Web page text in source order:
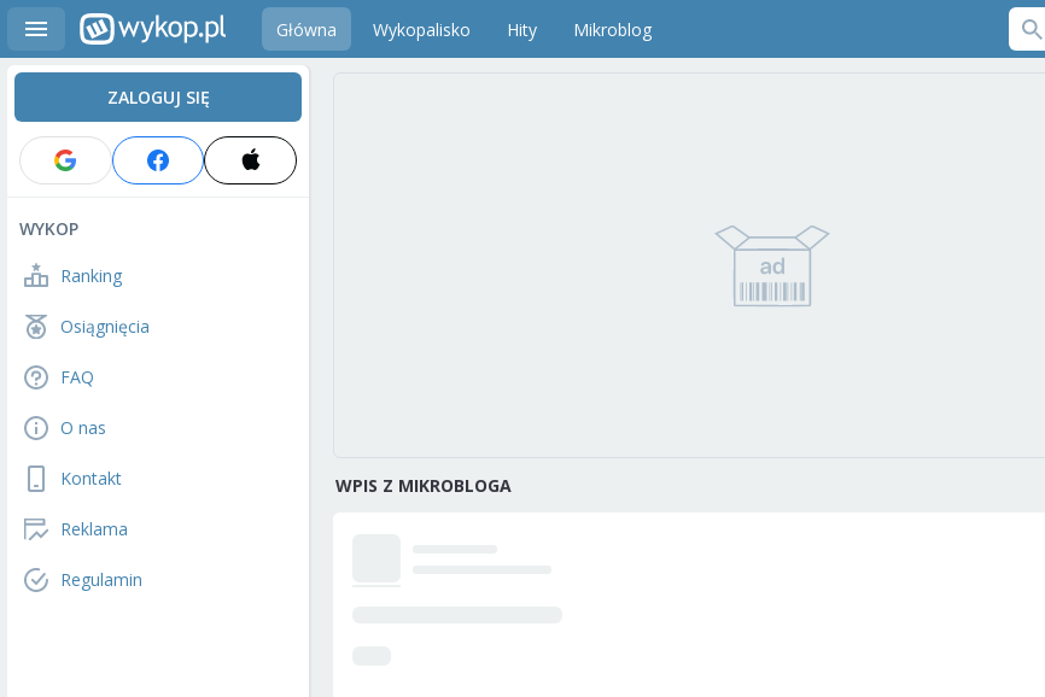
Główna Wykopalisko Hity Mikroblog
ZALOGUJ SIĘ
WYKOP
Ranking
Osiągnięcia
FAQ
O nas
Kontakt
Reklama
Regulamin
WPIS Z MIKROBLOGA